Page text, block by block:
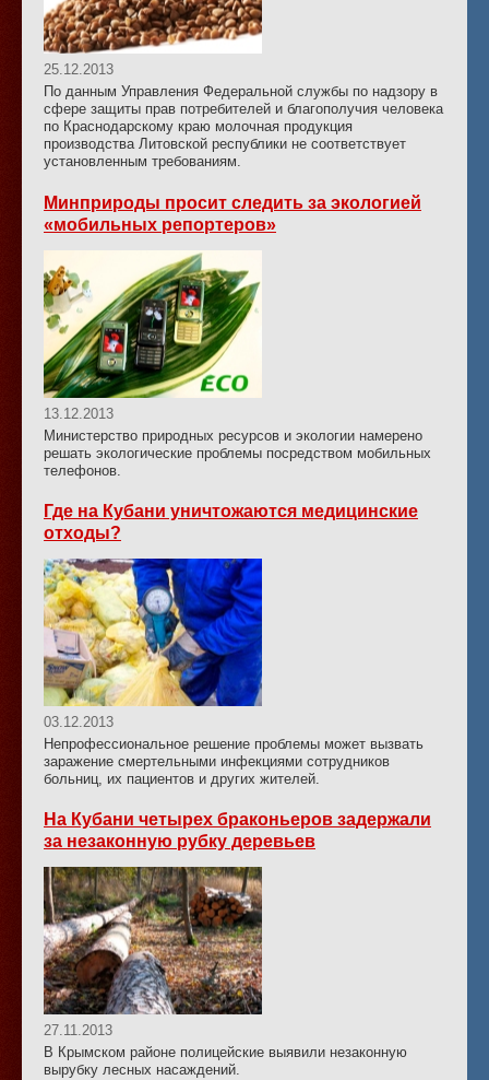
25.12.2013
По данным Управления Федеральной службы по надзору в
сфере защиты прав потребителей и благополучия человека
по Краснодарскому краю молочная продукция
производства Литовской республики не соответствует
установленным требованиям.
Минприроды просит следить за экологией
«мобильных репортеров»
13.12.2013
Министерство природных ресурсов и экологии намерено
решать экологические проблемы посредством мобильных
телефонов.
Где на Кубани уничтожаются медицинские
отходы?
03.12.2013
Непрофессиональное решение проблемы может вызвать
заражение смертельными инфекциями сотрудников
больниц, их пациентов и других жителей.
На Кубани четырех браконьеров задержали
за незаконную рубку деревьев
27.11.2013
В Крымском районе полицейские выявили незаконную
вырубку лесных насаждений.